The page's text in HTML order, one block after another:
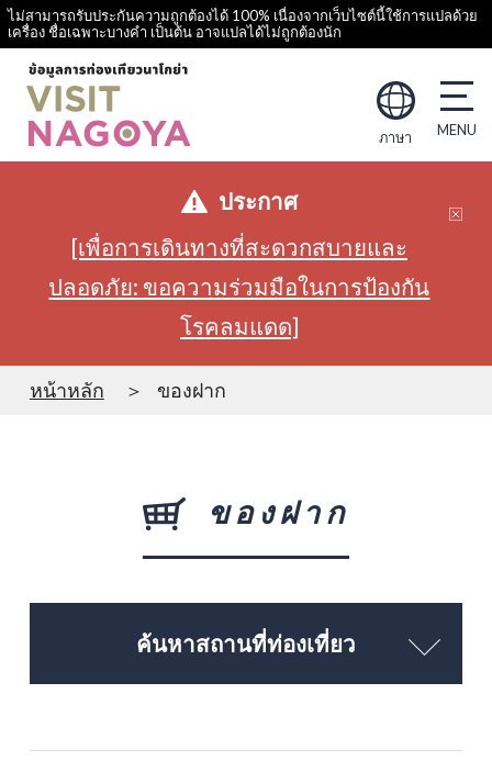
ไม่สามารถรับประกันความถูกต้องได้ 100% เนื่องจากเว็บไซต์นี้ใช้การแปลด้วย
เครื่อง ชื่อเฉพาะบางคำ เป็นต้น อาจแปลได้ไม่ถูกต้องนัก
ภาษา
ประกาศ
[เพื่อการเดินทางที่สะดวกสบายและ
ปลอดภัย: ขอความร่วมมือในการป้องกัน
โรคลมแดด]
หน้าหลัก ของฝาก
ของฝาก
ค้นหาสถานที่ท่องเที่ยว